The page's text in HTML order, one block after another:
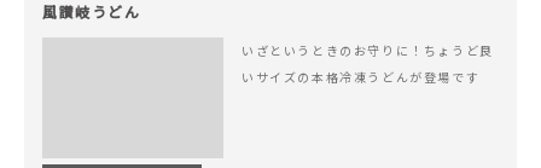
風讃岐うどん
いざというときのお守りに！ちょうど良
いサイズの本格冷凍うどんが登場です